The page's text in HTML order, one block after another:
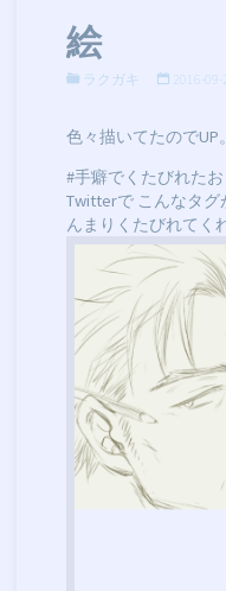
絵
ラクガキ 2016-09-
色々描いてたのでUP。
#手癖でくたびれた
Twitterで こんなタ
んまりくたびれてく